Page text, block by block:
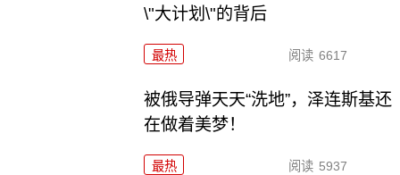
\"大计划\"的背后
最热 阅读 6617
被俄导弹天天“洗地”，泽连斯基还
在做着美梦！
最热 阅读 5937